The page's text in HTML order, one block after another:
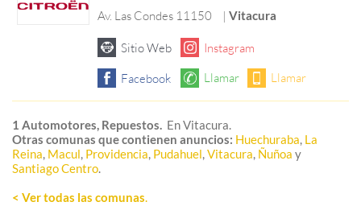
Av. Las Condes 11150 |Vitacura
1 Automotores, Repuestos. En Vitacura.
Otras comunas que contienen anuncios: Huechuraba, La
Reina, Macul, Providencia, Pudahuel,Vitacura, Ñuñoa y
Santiago Centro.
< Ver todas las comunas.